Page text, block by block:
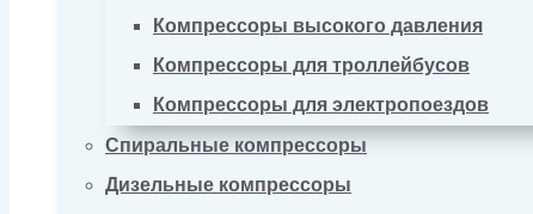
Компрессоры высокого давления
Компрессоры для троллейбусов
Компрессоры для электропоездов
Спиральные компрессоры
Дизельные компрессоры